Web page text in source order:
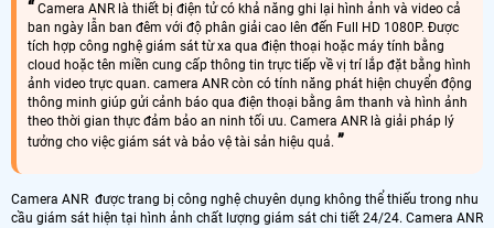
Camera ANR là thiết bị điện tử có khả năng ghi lại hình ảnh và video cả
ban ngày lẫn ban đêm với độ phân giải cao lên đến Full HD 1080P. Được
tích hợp công nghệ giám sát từ xa qua điện thoại hoặc máy tính bằng
cloud hoặc tên miền cung cấp thông tin trực tiếp về vị trí lắp đặt bằng hình
ảnh video trực quan. camera ANR còn có tính năng phát hiện chuyển động
thông minh giúp gửi cảnh báo qua điện thoại bằng âm thanh và hình ảnh
theo thời gian thực đảm bảo an ninh tối ưu. Camera ANR là giải pháp lý
tưởng cho việc giám sát và bảo vệ tài sản hiệu quả.
Camera ANR được trang bị công nghệ chuyên dụng không thể thiếu trong nhu
cầu giám sát hiện tại hình ảnh chất lượng giám sát chi tiết 24/24. Camera ANR